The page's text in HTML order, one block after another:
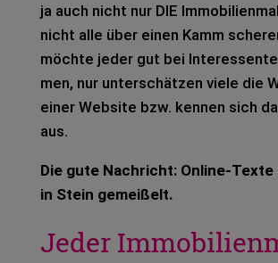
ja auch nicht nur DIE
nicht alle über einen Kamm
möch­te jeder gut bei
men, nur unter­schät­zen viele die
einer Web­site bzw. ken­nen sich
aus.
Die gute Nach­richt: Online-
in Stein gemei­ßelt.
Jeder